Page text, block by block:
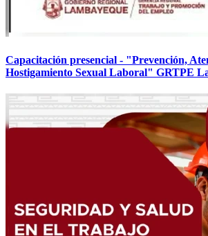
Capacitación presencial - "Prevención,
Hostigamiento Sexual Laboral" GRTPE